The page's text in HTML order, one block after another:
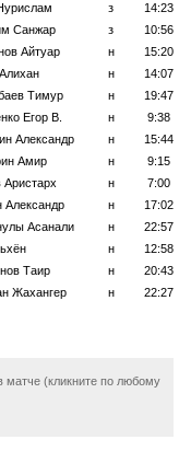
з
14:23
Санжар з
10:56
Айтуар н
15:20
н
14:07
Тимур н
19:47
Егор В. н
9:38
Александр н
15:44
Амир н
9:15
Аристарх н
7:00
Александр н
17:02
Асанали н
22:57
н
12:58
Таир н
20:43
Жахангер н 22:27
матче (кликните по любому